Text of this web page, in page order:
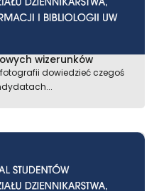
wizerunków
dowiedzieć czegoś